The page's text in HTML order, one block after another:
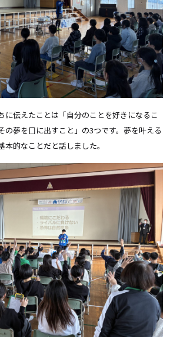
に伝えたことは「自分のことを好きになるこ
の夢を口に出すこと」の3つです。夢を叶える
的なことだと話しました。